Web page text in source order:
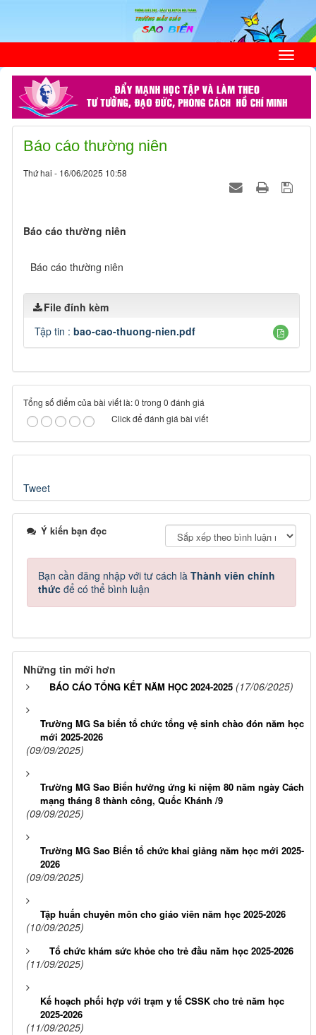
Báo cáo thường niên
Thứ hai - 16/06/2025 10:58
Báo cáo thường niên
Báo cáo thường niên
File đính kèm
Tập tin : bao-cao-thuong-nien.pdf
Tổng số điểm của bài viết là: 0 trong 0 đánh giá
Click để đánh giá bài viết
Tweet
Ý kiến bạn đọc
Bạn cần đăng nhập với tư cách là Thành viên chính
thức để có thể bình luận
Những tin mới hơn
BÁO CÁO TỔNG KẾT NĂM HỌC 2024-2025 (17/06/2025)
Trường MG Sa biển tổ chức tổng vệ sinh chào đón năm học
mới 2025-2026
(09/09/2025)
Trường MG Sao Biển hưởng ứng kỉ niệm 80 năm ngày Cách
mạng tháng 8 thành công, Quốc Khánh /9
(09/09/2025)
Trường MG Sao Biển tổ chức khai giảng năm học mới 2025-
2026
(09/09/2025)
Tập huấn chuyên môn cho giáo viên năm học 2025-2026
(10/09/2025)
Tổ chức khám sức khỏe cho trẻ đầu năm học 2025-2026
(11/09/2025)
Kế hoạch phối hợp với trạm y tế CSSK cho trẻ năm học
2025-2026
(11/09/2025)